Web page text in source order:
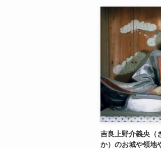
吉良上野介義央（
か）のお城や領地